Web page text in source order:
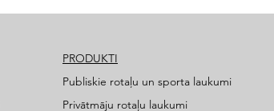
PRODUKTI
Publiskie rotaļu un sporta laukumi
Privātmāju rotaļu laukumi